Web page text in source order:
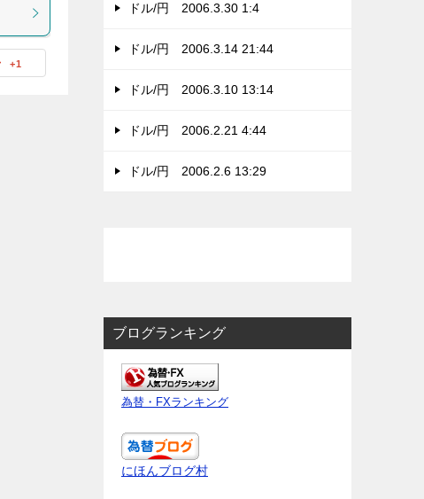
+1
ドル/円 2006.3.30 1:4
ドル/円 2006.3.14 21:44
ドル/円 2006.3.10 13:14
ドル/円 2006.2.21 4:44
ドル/円 2006.2.6 13:29
ブログランキング
為替・FXランキング
にほんブログ村